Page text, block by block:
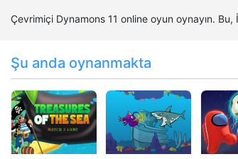
Çevrimiçi Dynamons 11 online oyun oynayın.
Şu anda oynanmakta